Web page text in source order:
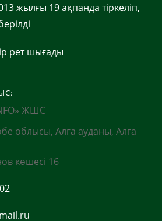
жылғы 19 ақпанда тіркеліп,
рет шығады
ЖШС
облысы, Алға ауданы, Алға
көшесі 16